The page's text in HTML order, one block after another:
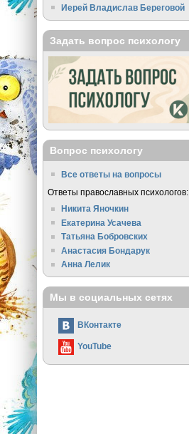
Иерей Владислав Береговой
Задать вопрос психологу
Вопрос психологу
Все ответы на вопросы
Ответы православных психологов:
Никита Яночкин
Екатерина Усачева
Татьяна Бобровских
Анастасия Бондарук
Анна Лелик
Мы в социальных сетях
ВКонтакте
YouTube